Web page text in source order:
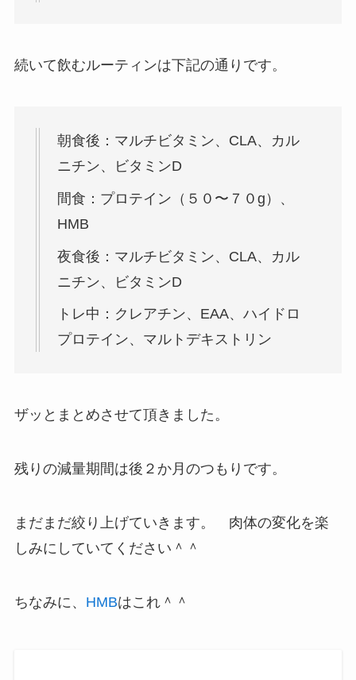
続いて飲むルーティンは下記の通りです。
朝食後：マルチビタミン、CLA、カル
ニチン、ビタミンD
間食：プロテイン（５０〜７０g）、
HMB
夜食後：マルチビタミン、CLA、カル
ニチン、ビタミンD
トレ中：クレアチン、EAA、ハイドロ
プロテイン、マルトデキストリン
ザッとまとめさせて頂きました。
残りの減量期間は後２か月のつもりです。
まだまだ絞り上げていきます。 肉体の変化を楽
しみにしていてください＾＾
ちなみに、 HMBはこれ＾＾